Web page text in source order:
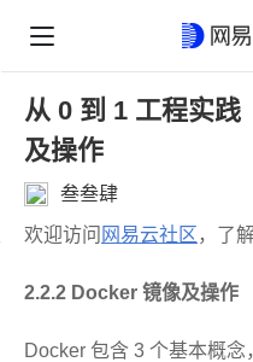
从 0 到 1 工程实
及操作
叁叁肆
欢迎访问 网易云社区 ，了
2.2.2 Docker 镜像及操作
Docker 包含 3 个基本概